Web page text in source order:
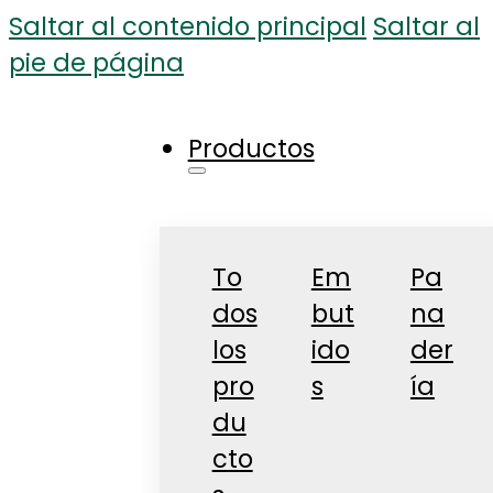
Saltar al contenido principal Saltar al
pie de página
Productos
To
dos
los
pro
du
cto
Em
but
ido
s
Pa
na
der
ía